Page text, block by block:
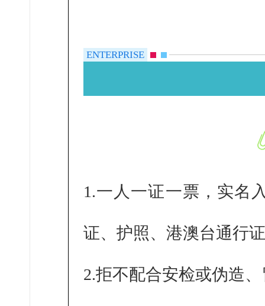
ENTERPRISE
1.一人一证一票，实名
证、护照、港澳台通行
2.拒不配合安检或伪造